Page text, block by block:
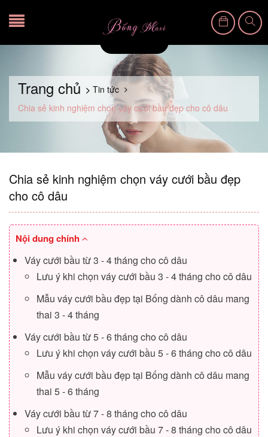
Trang chủ
Tin tức
Chia sẻ kinh nghiệm chọn váy cưới bầu đẹp cho cô dâu
Chia sẻ kinh nghiệm chọn váy cưới bầu đẹp
cho cô dâu
Nội dung chính
Váy cưới bầu từ 3 - 4 tháng cho cô dâu
Lưu ý khi chọn váy cưới bầu 3 - 4 tháng cho cô dâu
Mẫu váy cưới bầu đẹp tại Bống dành cô dâu mang
thai 3 - 4 tháng
Váy cưới bầu từ 5 - 6 tháng cho cô dâu
Lưu ý khi chọn váy cưới bầu 5 - 6 tháng cho cô dâu
Mẫu váy cưới bầu đẹp tại Bống dành cô dâu mang
thai 5 - 6 tháng
Váy cưới bầu từ 7 - 8 tháng cho cô dâu
Lưu ý khi chọn váy cưới bầu 7 - 8 tháng cho cô dâu